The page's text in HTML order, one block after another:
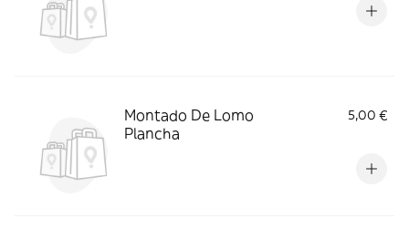
Montado De Lomo
Plancha
5,00 €